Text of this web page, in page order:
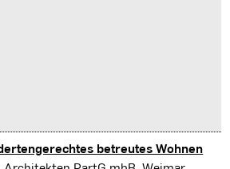
betreutes Wohnen